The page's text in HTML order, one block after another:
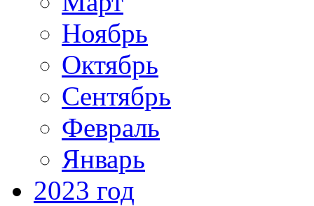
Ноябрь
Октябрь
Сентябрь
Февраль
Январь
2023 год